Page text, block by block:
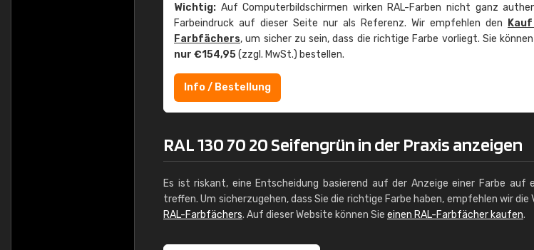
Wichtig: Auf Computerbildschirmen wirken RAL-Farben nicht ganz
Farbeindruck auf dieser Seite nur als Referenz. Wir empfehlen den
Farbfächers, um sicher zu sein, dass die richtige Farbe vorliegt. Sie
nur €154,95(zzgl. MwSt.) bestellen.
Info / Bestellung
RAL 130 70 20 Seifengrün in der Praxis anzeigen
Es ist riskant, eine Entscheidung basierend auf der Anzeige einer Farbe auf
treffen. Um sicherzugehen, dass Sie die richtige Farbe haben, empfehlen wir die
RAL-Farbfächers. Auf dieser Website können Sie einen RAL-Farbfächer kaufen.